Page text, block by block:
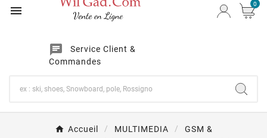

chat
Service Client &
Commandes
0
Accueil MULTIMEDIA
GSM &